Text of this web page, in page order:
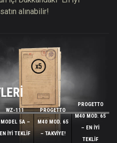
alınabilir!
WZ-111
MODEL 5A –
EN İYİ TEKLİF
PROGETTO
M40 MOD. 65
– TAKVİYE!
PROGETTO
M40 MOD. 65
– EN İYİ
TEKLİF